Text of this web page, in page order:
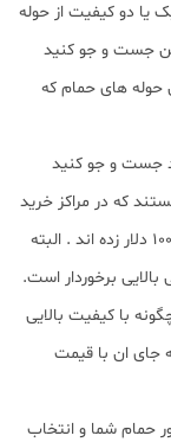
یا دو کیفیت از حوله
جست و جو کنید
حوله های حمام که
جست و جو کنید
طبیعی هستند که در مراکز خرید
وجود دارند در حالیکه طراحان حوله ها قیمت انها را 100 دلار زده اند . البته
بالایی برخوردار است.
با کیفیت بالایی
جای ان با قیمت
حمام شما و انتخاب